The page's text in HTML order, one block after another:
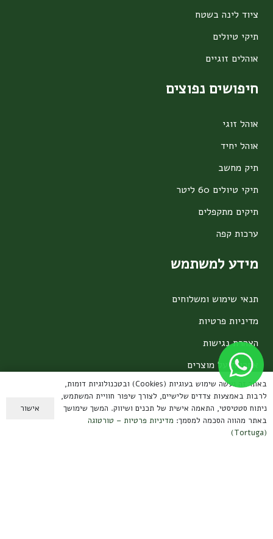
ציוד לינה בשטח
תיקי טיולים
אוהלים זוגיים
חיפושים נפוצים
אוהל זוגי
אוהל יחיד
תיק מחשב
תיקי טיולים 60 ליטר
תיקים מתקפלים
ערכות קפה
מידע למשתמש
תנאי שימוש ומשלוחים
מדיניות פרטיות
הצהרת נגישות
אחריות על מוצרים
צרו קשר
קיבוץ עמיר, הגליל העליון
באתר זה נעשה שימוש בעוגיות (Cookies) ובטכנולוגיות דומות,
לרבות באמצעות צדדים שלישיים, לצורך שיפור חוויית המשתמש,
ניתוח סטטיסטי, התאמה אישית של תכנים ושיווק. המשך שימושך
באתר מהווה הסכמה למסמך: מדיניות פרטיות – טורטוגה
(Tortuga)
אישור